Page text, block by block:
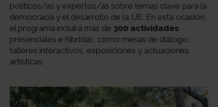
políticos/as y expertos/as sobre temas clave para la
democracia y el desarrollo de la UE. En esta ocasión,
el programa incluirá más de 300 actividades
presenciales e híbridas, como mesas de diálogo,
talleres interactivos, exposiciones y actuaciones
artísticas.